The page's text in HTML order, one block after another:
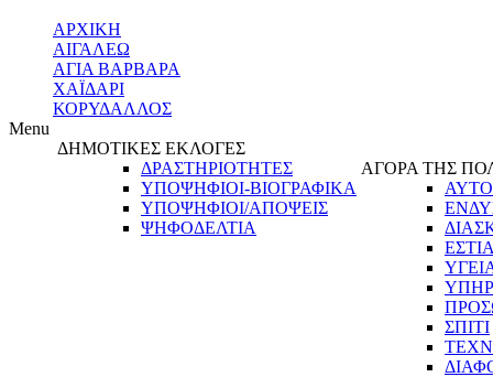
ΑΡΧΙΚΗ
ΑΙΓΑΛΕΩ
ΑΓΙΑ ΒΑΡΒΑΡΑ
ΧΑΪΔΑΡΙ
ΚΟΡΥΔΑΛΛΟΣ
Menu
ΔΗΜΟΤΙΚΕΣ ΕΚΛΟΓΕΣ
ΔΡΑΣΤΗΡΙΟΤΗΤΕΣ
ΥΠΟΨΗΦΙΟΙ-ΒΙΟΓΡΑΦΙΚΑ
ΥΠΟΨΗΦΙΟΙ/ΑΠΟΨΕΙΣ
ΨΗΦΟΔΕΛΤΙΑ
ΑΓΟΡΑ ΤΗΣ
ΣΠΙΤΙ